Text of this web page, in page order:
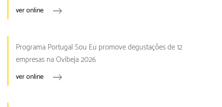
ver online
Programa Portugal Sou Eu promove degustações de 12
empresas na Ovibeja 2026
ver online